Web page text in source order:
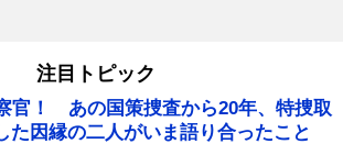
注目トピック
官！ あの国策捜査から20年、特捜取
た因縁の二人がいま語り合ったこと